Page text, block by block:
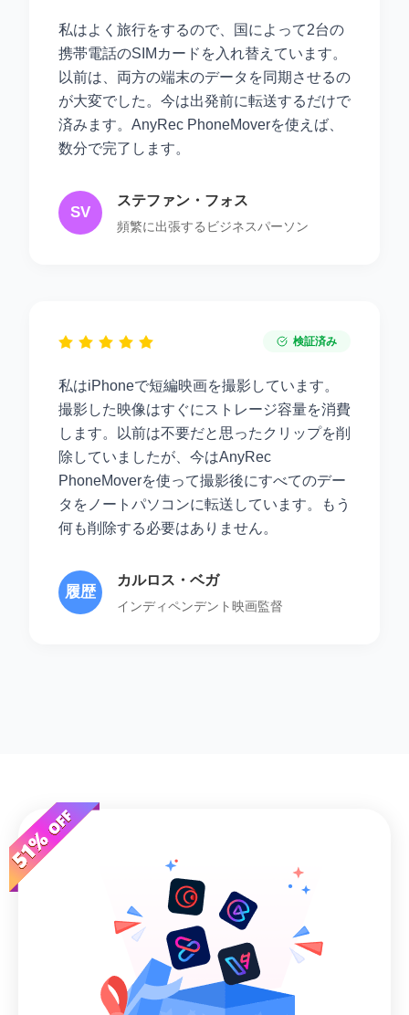
私はよく旅行をするので、国によって2台の
携帯電話のSIMカードを入れ替えています。
以前は、両方の端末のデータを同期させるの
が大変でした。今は出発前に転送するだけで
済みます。AnyRec PhoneMoverを使えば、
数分で完了します。
SV
ステファン・フォス
頻繁に出張するビジネスパーソン
検証済み
私はiPhoneで短編映画を撮影しています。
撮影した映像はすぐにストレージ容量を消費
します。以前は不要だと思ったクリップを削
除していましたが、今はAnyRec
PhoneMoverを使って撮影後にすべてのデー
タをノートパソコンに転送しています。もう
何も削除する必要はありません。
履歴
カルロス・ベガ
インディペンデント映画監督